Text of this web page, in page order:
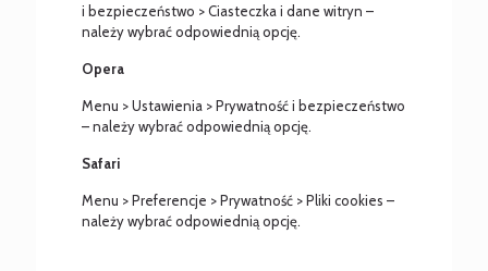
i bezpieczeństwo > Ciasteczka i dane witryn –
należy wybrać odpowiednią opcję.
Opera
Menu > Ustawienia > Prywatność i bezpieczeństwo
– należy wybrać odpowiednią opcję.
Safari
Menu > Preferencje > Prywatność > Pliki cookies –
należy wybrać odpowiednią opcję.